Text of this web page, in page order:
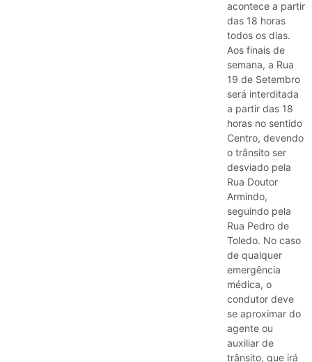
acontece a partir
das 18 horas
todos os dias.
Aos finais de
semana, a Rua
19 de Setembro
será interditada
a partir das 18
horas no sentido
Centro, devendo
o trânsito ser
desviado pela
Rua Doutor
Armindo,
seguindo pela
Rua Pedro de
Toledo. No caso
de qualquer
emergência
médica, o
condutor deve
se aproximar do
agente ou
auxiliar de
trânsito, que irá